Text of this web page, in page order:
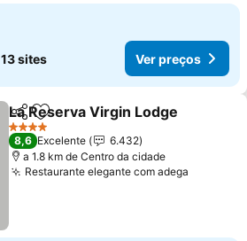
13 sites Ver preços
PartilharAdicionar aos favoritos
La Reserva Virgin Lodge
4 Estrelas
8,6 Excelente
6.432
a 1.8 km de Centro da cidade
Restaurante elegante com adega